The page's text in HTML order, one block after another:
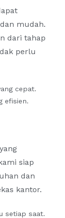
mudah.
dari tahap
perlu
cepat.
efisien.
siap
dan
kantor.
setiap saat.